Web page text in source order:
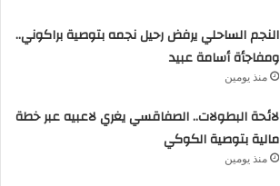
النجم الساحلي يرفض رحيل نجمه بتوصية براكوني..
ومفاجأة أسامة عبيد
منذ يومين
لائحة البطولات.. الصفاقسي يغري لاعبيه عبر خطة
مالية بتوصية الكوكي
منذ يومين